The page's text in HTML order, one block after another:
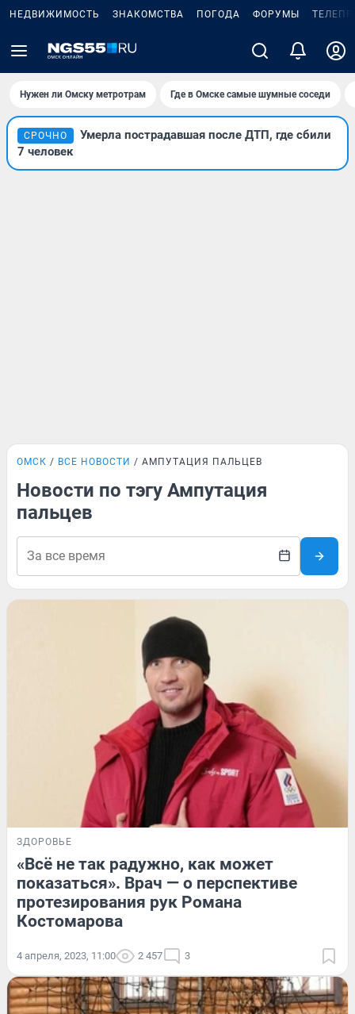
НЕДВИЖИМОСТЬ ЗНАКОМСТВА ПОГОДА ФОРУМЫ
Нужен ли Омску метротрам Где в Омске самые шумные соседи
СРОЧНО
Умерла пострадавшая после ДТП, где сбили
7 человек
ОМСК ВСЕ НОВОСТИ АМПУТАЦИЯ ПАЛЬЦЕВ
Новости по тэгу Ампутация
пальцев
ЗДОРОВЬЕ
«Всё не так радужно, как может
показаться». Врач — о перспективе
протезирования рук Романа
Костомарова
4 апреля, 2023, 11:00 2 457 3